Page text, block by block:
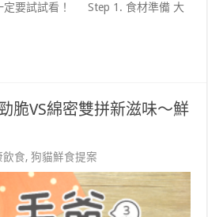
定要試試看！ Step 1. 食材準備 大
脆VS綿密雙拼新滋味～鮮
飲食,狗貓鮮食提案